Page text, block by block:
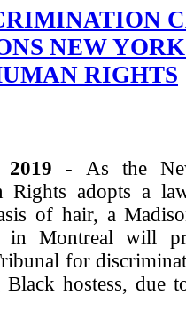
NEW
RIGHTS
- As the
Rights adopts a
of hair, a
Montreal will
for
hostess, due